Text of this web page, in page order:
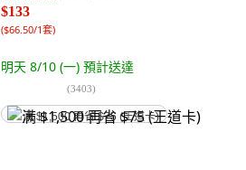
$133
($66.50/1套)
明天 8/10 (一) 預計送達
(3403)
满 $1,500 再省 $75 (王道卡)